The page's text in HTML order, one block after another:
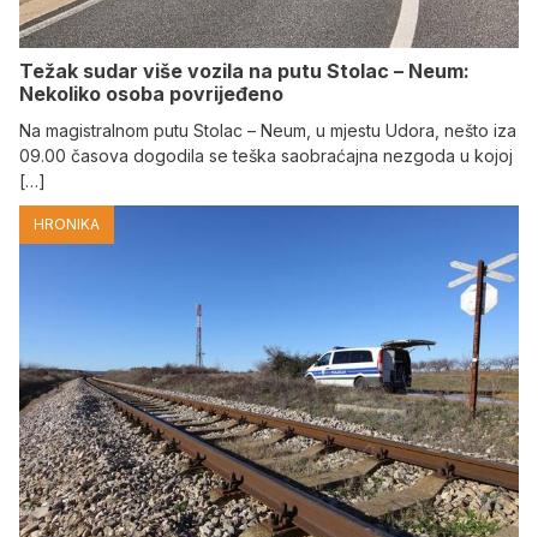
Težak sudar više vozila na putu Stolac – Neum:
Nekoliko osoba povrijeđeno
Na magistralnom putu Stolac – Neum, u mjestu Udora, nešto iza
09.00 časova dogodila se teška saobraćajna nezgoda u kojoj
[…]
HRONIKA